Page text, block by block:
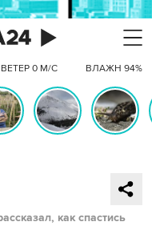
ВЕТЕР 0 М/С ВЛАЖН 94%
как спастись